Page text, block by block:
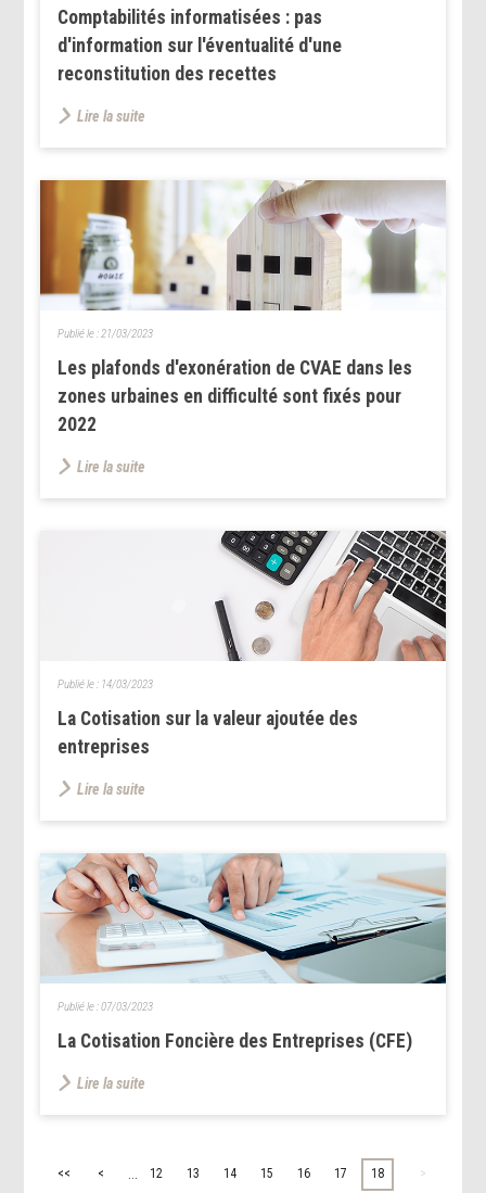
Comptabilités informatisées : pas
d'information sur l'éventualité d'une
reconstitution des recettes
Lire la suite
Les plafonds d'exonération de CVAE dans les
zones urbaines en difficulté sont fixés pour
2022
Publié le : 21/03/2023
Lire la suite
La Cotisation sur la valeur ajoutée des
entreprises
Publié le : 14/03/2023
Lire la suite
La Cotisation Foncière des Entreprises (CFE)
Publié le :07/03/2023
Lire la suite
<< < 12 13 14 15 16 17 18 >